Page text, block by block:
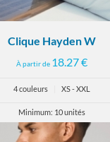
Clique Hayden W
À partir de 18.27 €
4 couleurs XS - XXL
Minimum: 10 unités